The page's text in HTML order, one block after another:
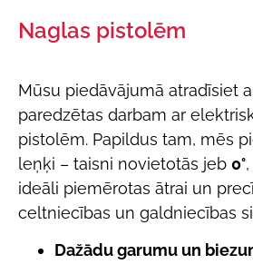
Naglas pistolēm
Mūsu piedāvājumā atradīsiet
paredzētas darbam ar
pistolēm. Papildus tam, mēs
leņķi – taisni novietotās jeb 0°,
ideāli piemērotas ātrai un
celtniecības un galdniecības
Dažādu garumu un